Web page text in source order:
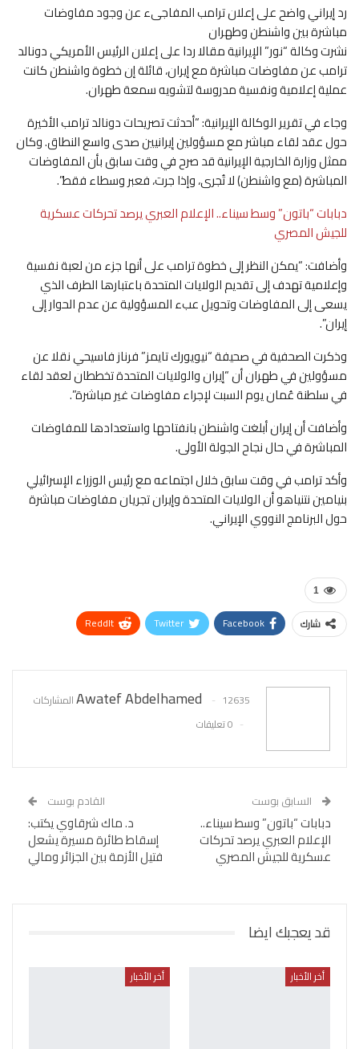
رد إيراني واضح على إعلان ترامب المفاجىء عن وجود مفاوضات
مباشرة بين واشنطن وطهران
نشرت وكالة “نور” الإيرانية مقالا ردا على إعلان الرئيس الأمريكي دونالد
ترامب عن مفاوضات مباشرة مع إيران، قائلة إن خطوة واشنطن كانت
عملية إعلامية ونفسية مدروسة لتشويه سمعة طهران.
وجاء في تقرير الوكالة الإيرانية: “أحدثت تصريحات دونالد ترامب الأخيرة
حول عقد لقاء مباشر مع مسؤولين إيرانيين صدى واسع النطاق. وكان
ممثل وزارة الخارجية الإيرانية قد صرح في وقت سابق بأن المفاوضات
المباشرة (مع واشنطن) لا تُجرى، وإذا جرت، فعبر وسطاء فقط”.
دبابات “باتون” وسط سيناء.. الإعلام العبري يرصد تحركات عسكرية
للجيش المصري
وأضافت: “يمكن النظر إلى خطوة ترامب على أنها جزء من لعبة نفسية
وإعلامية تهدف إلى تقديم الولايات المتحدة باعتبارها الطرف الذي
يسعى إلى المفاوضات وتحويل عبء المسؤولية عن عدم الحوار إلى
إيران”.
وذكرت الصحفية في صحيفة “نيويورك تايمز” فرناز فاسيحي نقلا عن
مسؤولين في طهران أن “إيران والولايات المتحدة تخططان لعقد لقاء
في سلطنة عُمان يوم السبت لإجراء مفاوضات غير مباشرة”.
وأضافت أن إيران أبلغت واشنطن بانفتاحها واستعدادها للمفاوضات
المباشرة في حال نجاح الجولة الأولى.
وأكد ترامب في وقت سابق خلال اجتماعه مع رئيس الوزراء الإسرائيلي
بنيامين نتنياهو أن الولايات المتحدة وإيران تجريان مفاوضات مباشرة
حول البرنامج النووي الإيراني.
1
شارك Facebook
Twitter
ReddIt
Awatef Abdelhamed
12635 المشاركات
0 تعليقات
السابق بوست
دبابات “باتون” وسط سيناء..
الإعلام العبري يرصد تحركات
عسكرية للجيش المصري
القادم بوست
د. ماك شرقاوي يكتب:
إسقاط طائرة مسيرة يشعل
فتيل الأزمة بين الجزائر ومالي
قد يعجبك ايضا
أخر الأخبار أخر الأخبار